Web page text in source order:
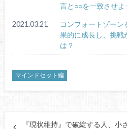
言と○○を一致させよ
2021.03.21
コンフォートゾー
果的に成長し、挑戦
は？
マインドセット編
『現状維持』で破綻する人、小